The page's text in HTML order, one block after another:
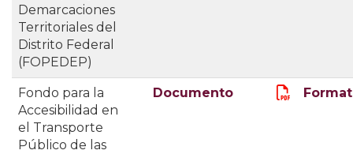
Demarcaciones
Territoriales del
Distrito Federal
(FOPEDEP)
Fondo para la
Accesibilidad en
el Transporte
Público de las
Documento